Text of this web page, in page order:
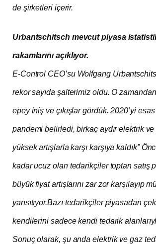
de şirketleri içerir.
Urbantschitsch mevcut piyasa
rakamlarını açıklıyor.
E-Control CEO’su Wolfgang
rekor sayıda şalterimiz oldu. O
epey iniş ve çıkışlar gördük. 2020’yi
pandemi belirledi, birkaç aydır elektrik
yüksek artışlarla karşı karşıya kaldık”
kadar ucuz olan tedarikçiler toptan satış
büyük fiyat artışlarını zar zor karşılayıp
yansıtıyor.Bazı tedarikçiler piyasadan
kendilerini sadece kendi tedarik
Sonuç olarak, şu anda elektrik ve gaz